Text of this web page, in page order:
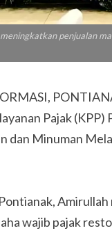
penjualan
Pajak
dan Minuman
wajib pajak